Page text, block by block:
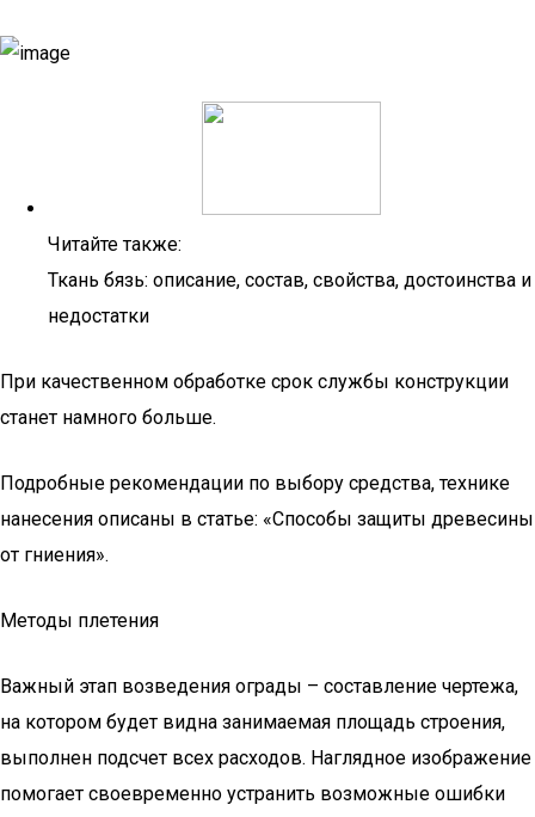
Читайте также:
Ткань бязь: описание, состав, свойства, достоинства и
недостатки
При качественном обработке срок службы конструкции
станет намного больше.
Подробные рекомендации по выбору средства, технике
нанесения описаны в статье: «Способы защиты древесины
от гниения».
Методы плетения
Важный этап возведения ограды – составление чертежа,
на котором будет видна занимаемая площадь строения,
выполнен подсчет всех расходов. Наглядное изображение
помогает своевременно устранить возможные ошибки